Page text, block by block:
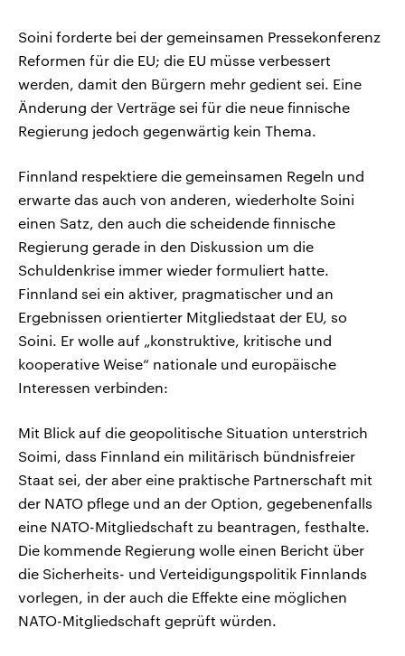
Soini forderte bei der gemeinsamen Pressekonferenz
Reformen für die EU; die EU müsse verbessert
werden, damit den Bürgern mehr gedient sei. Eine
Änderung der Verträge sei für die neue finnische
Regierung jedoch gegenwärtig kein Thema.
Finnland respektiere die gemeinsamen Regeln und
erwarte das auch von anderen, wiederholte Soini
einen Satz, den auch die scheidende finnische
Regierung gerade in den Diskussion um die
Schuldenkrise immer wieder formuliert hatte.
Finnland sei ein aktiver, pragmatischer und an
Ergebnissen orientierter Mitgliedstaat der EU, so
Soini. Er wolle auf „konstruktive, kritische und
kooperative Weise“ nationale und europäische
Interessen verbinden:
Mit Blick auf die geopolitische Situation unterstrich
Soimi, dass Finnland ein militärisch bündnisfreier
Staat sei, der aber eine praktische Partnerschaft mit
der NATO pflege und an der Option, gegebenenfalls
eine NATO-Mitgliedschaft zu beantragen, festhalte.
Die kommende Regierung wolle einen Bericht über
die Sicherheits- und Verteidigungspolitik Finnlands
vorlegen, in der auch die Effekte eine möglichen
NATO-Mitgliedschaft geprüft würden.